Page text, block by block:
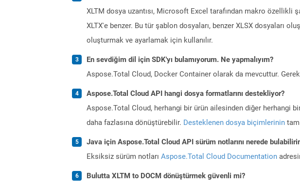
XLTM dosya uzantısı, Microsoft Excel tarafından makro özellikli
XLTX'e benzer. Bu tür şablon dosyaları, benzer XLSX dosyaları
oluşturmak ve ayarlamak için kullanılır.
En sevdiğim dil için SDK'yı bulamıyorum. Ne yapmalıyım?
Aspose.Total Cloud, Docker Container olarak da mevcuttur.
Aspose.Total Cloud API hangi dosya formatlarını destekliyor?
Aspose.Total Cloud, herhangi bir ürün ailesinden diğer herhangi
daha fazlasına dönüştürebilir. Desteklenen dosya biçimlerinin
Java için Aspose.Total Cloud API sürüm notlarını nerede
Eksiksiz sürüm notları Aspose.Total Cloud Documentation
Bulutta XLTM to DOCM dönüştürmek güvenli mi?